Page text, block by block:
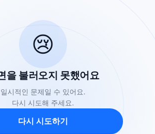
😢
을 불러오지 못했어요
일시적인 문제일 수 있어요.
다시 시도해 주세요.
다시 시도하기